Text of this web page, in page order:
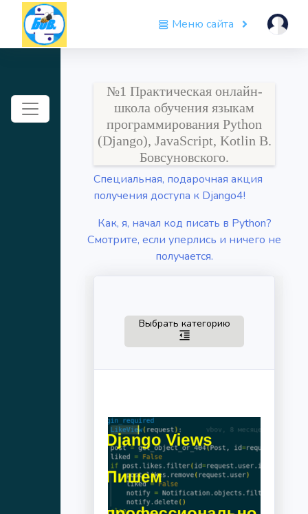
Toggle navigation
Меню сайта
№1 Практическая онлайн-
школа обучения языкам
программирования Python
(Django), JavaScript, Kotlin В.
Бовсуновского.
Специальная, подарочная акция
получения доступа к Django4!
Как, я, начал код писать в Python?
Смотрите, если уперлись и ничего не
получается.
Toggle navigation
format_indent_decrease